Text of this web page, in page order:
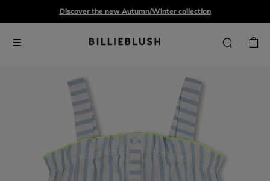
Discover the new Autumn/Winter collection